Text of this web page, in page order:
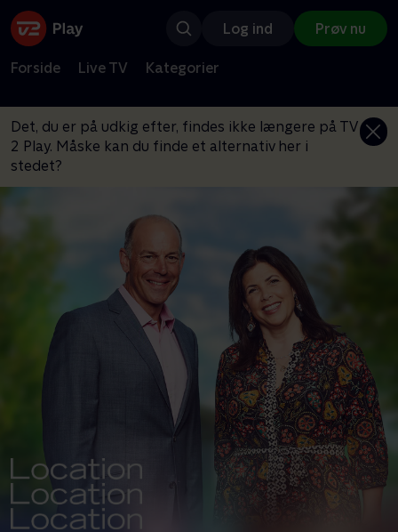
Log ind Prøv nu
Forside Live TV Kategorier
Det, du er på udkig efter, findes ikke længere på TV
2 Play. Måske kan du finde et alternativ her i
stedet?